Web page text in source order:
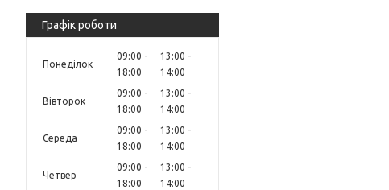
Графік роботи
Понеділок
09:00
18:00
13:00
14:00
Вівторок
09:00
18:00
13:00
14:00
Середа
09:00
18:00
13:00
14:00
Четвер
09:00
18:00
13:00
14:00